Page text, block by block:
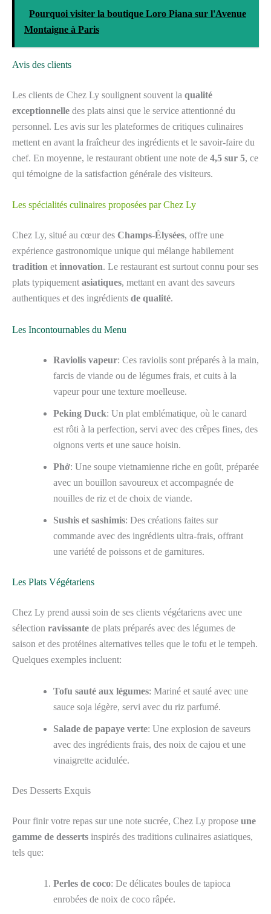
Pourquoi visiter la boutique Loro Piana sur l'Avenue
Montaigne à Paris
Avis des clients
Les clients de Chez Ly soulignent souvent la qualité
exceptionnelle des plats ainsi que le service attentionné du
personnel. Les avis sur les plateformes de critiques culinaires
mettent en avant la fraîcheur des ingrédients et le savoir-faire du
chef. En moyenne, le restaurant obtient une note de 4,5 sur 5, ce
qui témoigne de la satisfaction générale des visiteurs.
Les spécialités culinaires proposées par Chez Ly
Chez Ly, situé au cœur des Champs-Élysées, offre une
expérience gastronomique unique qui mélange habilement
tradition etinnovation. Le restaurant est surtout connu pour ses
plats typiquementasiatiques, mettant en avant des saveurs
authentiques et des ingrédients de qualité.
Les Incontournables du Menu
Raviolis vapeur: Ces raviolis sont préparés à la main,
farcis de viande ou de légumes frais, et cuits à la
vapeur pour une texture moelleuse.
Peking Duck: Un plat emblématique, où le canard
est rôti à la perfection, servi avec des crêpes fines, des
oignons verts et une sauce hoisin.
Phở: Une soupe vietnamienne riche en goût, préparée
avec un bouillon savoureux et accompagnée de
nouilles de riz et de choix de viande.
Sushis et sashimis: Des créations faites sur
commande avec des ingrédients ultra-frais, offrant
une variété de poissons et de garnitures.
Les Plats Végétariens
Chez Ly prend aussi soin de ses clients végétariens avec une
sélection ravissante de plats préparés avec des légumes de
saison et des protéines alternatives telles que le tofu et le tempeh.
Quelques exemples incluent:
Tofu sauté aux légumes: Mariné et sauté avec une
sauce soja légère, servi avec du riz parfumé.
Salade de papaye verte: Une explosion de saveurs
avec des ingrédients frais, des noix de cajou et une
vinaigrette acidulée.
Des Desserts Exquis
Pour finir votre repas sur une note sucrée, Chez Ly propose une
gamme de desserts inspirés des traditions culinaires asiatiques,
tels que:
Perles de coco: De délicates boules de tapioca
enrobées de noix de coco râpée.